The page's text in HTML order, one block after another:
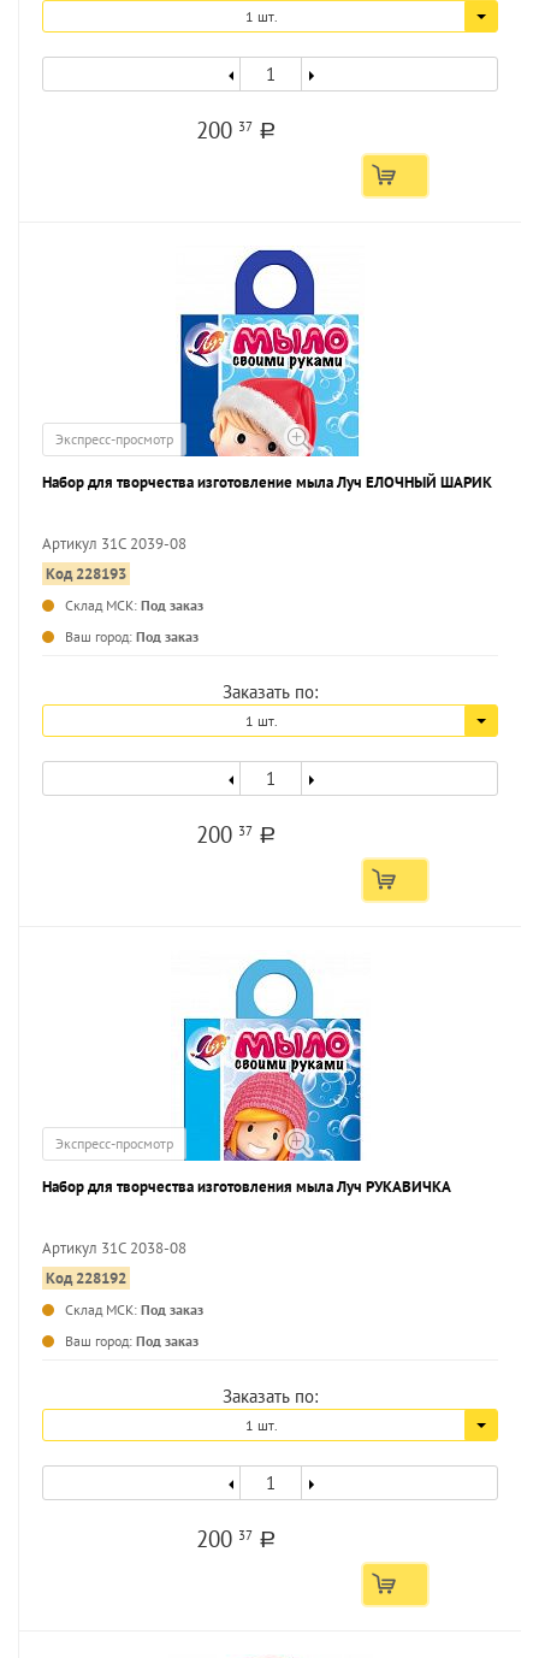
1 шт.
200 37 a
Экспресс-просмотр
Набор для творчества изготовление мыла Луч ЕЛОЧНЫЙ ШАРИК
Артикул 31С 2039-08
Код 228193
Склад МСК: Под заказ
Ваш город: Под заказ
Заказать по:
1 шт.
200 37 a
Экспресс-просмотр
Набор для творчества изготовления мыла Луч РУКАВИЧКА
Артикул 31С 2038-08
Код 228192
Склад МСК: Под заказ
Ваш город: Под заказ
Заказать по:
1 шт.
200 37 a